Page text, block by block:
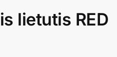
lietutis RED